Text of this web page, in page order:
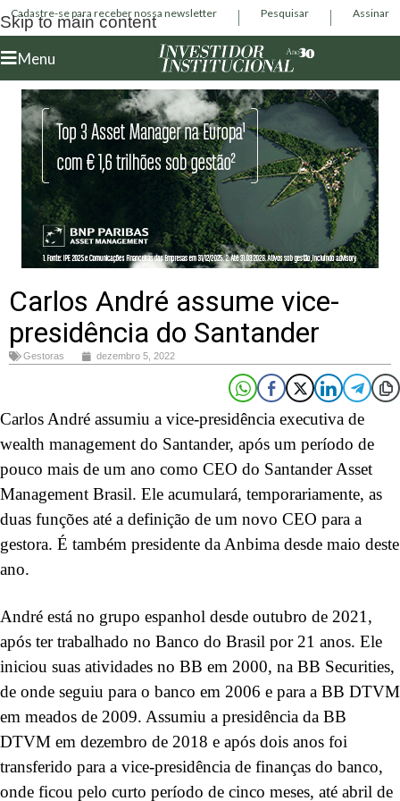
Skip to main content
Cadastre-se para receber nossa newsletter Pesquisar Assinar
Menu
Carlos André assume vice-
presidência do Santander
Gestoras dezembro 5, 2022
Carlos André assumiu a vice-presidência executiva de
wealth management do Santander, após um período de
pouco mais de um ano como CEO do Santander Asset
Management Brasil. Ele acumulará, temporariamente, as
duas funções até a definição de um novo CEO para a
gestora. É também presidente da Anbima desde maio deste
ano.
André está no grupo espanhol desde outubro de 2021,
após ter trabalhado no Banco do Brasil por 21 anos. Ele
iniciou suas atividades no BB em 2000, na BB Securities,
de onde seguiu para o banco em 2006 e para a BB DTVM
em meados de 2009. Assumiu a presidência da BB
DTVM em dezembro de 2018 e após dois anos foi
transferido para a vice-presidência de finanças do banco,
onde ficou pelo curto período de cinco meses, até abril de